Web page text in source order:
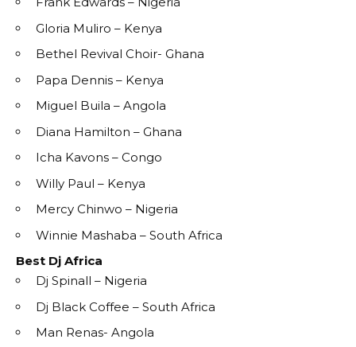
Gloria Muliro – Kenya
Bethel Revival Choir- Ghana
Papa Dennis – Kenya
Miguel Buila – Angola
Diana Hamilton – Ghana
Icha Kavons – Congo
Willy Paul – Kenya
Mercy Chinwo – Nigeria
Winnie Mashaba – South Africa
Best Dj Africa
Dj Spinall – Nigeria
Dj Black Coffee – South Africa
Man Renas- Angola